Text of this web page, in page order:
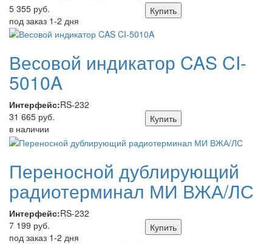
5 355 руб.
под заказ 1-2 дня
Купить
Весовой индикатор CAS CI-
5010A
Интерфейс:RS-232
31 665 руб.
в наличии
Купить
Переносной дублирующий
радиотерминал МИ ВЖА/ЛС
Интерфейс:RS-232
7 199 руб.
под заказ 1-2 дня
Купить